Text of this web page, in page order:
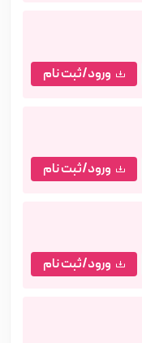
ورود/ثبت نام
ورود/ثبت نام
ورود/ثبت نام